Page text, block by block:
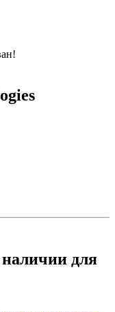
для